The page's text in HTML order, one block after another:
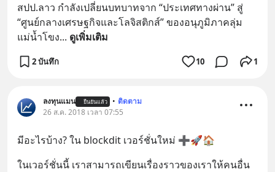
สปป.ลาว กำลังเปลี่ยนบทบาทจาก “ประเทศทางผ่าน” สู่
“ศูนย์กลางเศรษฐกิจและโลจิสติกส์” ของอนุภูมิภาคลุ่ม
แม่น้ำโขง... ดูเพิ่มเติม
2 บันทึก 10 1
ลงทุนแมน ยืนยันแล้ว • ติดตาม
26 ส.ค. 2018 เวลา 07:55
มีอะไรบ้าง? ใน blockdit เวอร์ชั่นใหม่ ➕🚀🏠
ในเวอร์ชั่นนี้ เราสามารถเขียนเรื่องราวของเราให้คนอื่น